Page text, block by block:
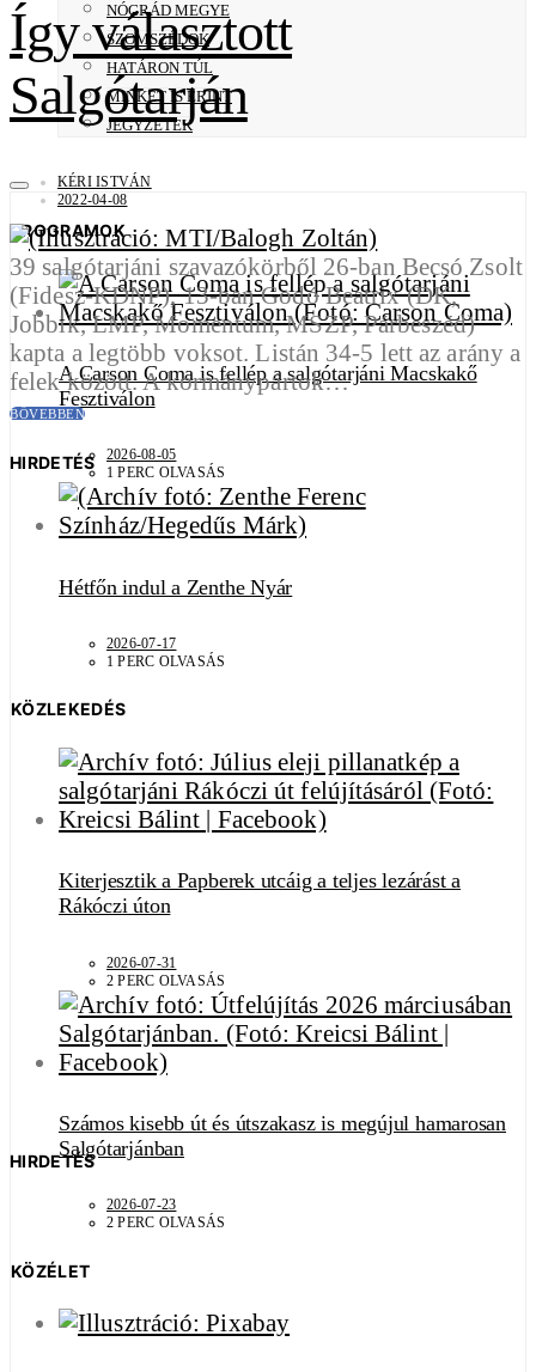
NÓGRÁD MEGYE
SZOMSZÉDOK
HATÁRON TÚL
MINKET IS ÉRINT
JEGYZETEK
PROGRAMOK
A Carson Coma is fellép a salgótarjáni Macskakő
Fesztiválon
2026-08-05
1 PERC OLVASÁS
Hétfőn indul a Zenthe Nyár
2026-07-17
1 PERC OLVASÁS
KÖZLEKEDÉS
Kiterjesztik a Papberek utcáig a teljes lezárást a
Rákóczi úton
2026-07-31
2 PERC OLVASÁS
Számos kisebb út és útszakasz is megújul hamarosan
Salgótarjánban
2026-07-23
2 PERC OLVASÁS
KÖZÉLET
Így választott
Salgótarján
KÉRI ISTVÁN
2022-04-08
39 salgótarjáni szavazókörből 26-ban Becsó Zsolt
(Fidesz-KDNP), 13-ban Godó Beatrix (DK,
Jobbik, LMP, Momentum, MSZP, Párbeszéd)
kapta a legtöbb voksot. Listán 34-5 lett az arány a
felek között. A kormánypártok…
BŐVEBBEN
HIRDETÉS
HIRDETÉS